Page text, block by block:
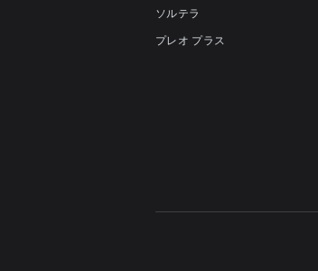
ソルテラ
プレオ プラス